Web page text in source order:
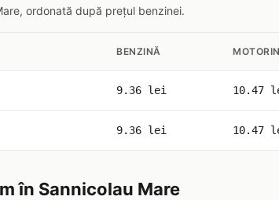
ordonată după prețul benzinei.
BENZINĂ
9.36 lei 10.47
9.36 lei 10.47
în Sannicolau Mare